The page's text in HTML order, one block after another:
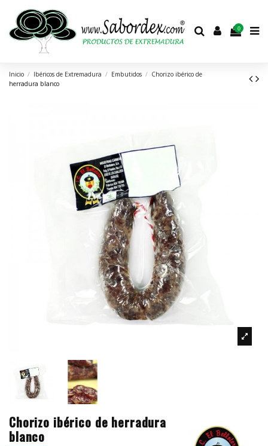
0
Inicio Ibéricos de Extremadura Embutidos
Chorizo ibérico de
herradura blanco
Chorizo ibérico de herradura
blanco